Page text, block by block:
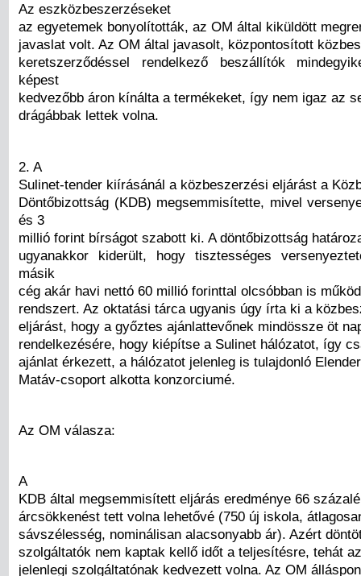
Az eszközbeszerzéseket
az egyetemek bonyolították, az OM által kiküldött
javaslat volt. Az OM által javasolt, központosított
keretszerződéssel rendelkező beszállítók
képest
kedvezőbb áron kínálta a termékeket, így nem igaz az
drágábbak lettek volna.
2. A
Sulinet-tender kiírásánál a közbeszerzési eljárást a
Döntőbizottság (KDB) megsemmisítette, mivel
és 3
millió forint bírságot szabott ki. A döntőbizottság
ugyanakkor kiderült, hogy tisztességes
másik
cég akár havi nettó 60 millió forinttal olcsóbban is
rendszert. Az oktatási tárca ugyanis úgy írta ki a
eljárást, hogy a győztes ajánlattevőnek mindössze öt
rendelkezésére, hogy kiépítse a Sulinet hálózatot, így
ajánlat érkezett, a hálózatot jelenleg is tulajdonló
Matáv-csoport alkotta konzorciumé.
Az OM válasza:
A
KDB által megsemmisített eljárás eredménye 66
árcsökkenést tett volna lehetővé (750 új iskola,
sávszélesség, nominálisan alacsonyabb ár). Azért
szolgáltatók nem kaptak kellő időt a teljesítésre, tehát
jelenlegi szolgáltatónak kedvezett volna. Az OM